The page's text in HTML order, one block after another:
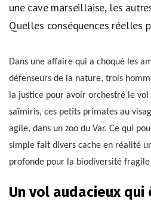
une cave marseillaise, les
Quelles conséquences réelles
Dans une affaire qui a choqué les
défenseurs de la nature, trois
la justice pour avoir orchestré le vol
saïmiris, ces petits primates au
agile, dans un zoo du Var. Ce qui
simple fait divers cache en réalité
profonde pour la biodiversité
Un vol audacieux qui